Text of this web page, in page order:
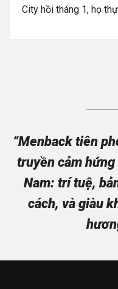
City hồi tháng 1, họ
“Menback tiên
truyền cảm
Nam: trí tuệ,
cách, và giàu